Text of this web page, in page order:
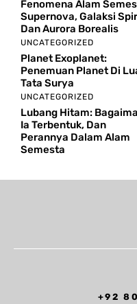
Fenomena Alam
Supernova, Galaksi
Dan Aurora Borealis
UNCATEGORIZED
Planet Exoplanet:
Penemuan Planet Di
Tata Surya
UNCATEGORIZED
Lubang Hitam:
Ia Terbentuk, Dan
Perannya Dalam Alam
Semesta
+92